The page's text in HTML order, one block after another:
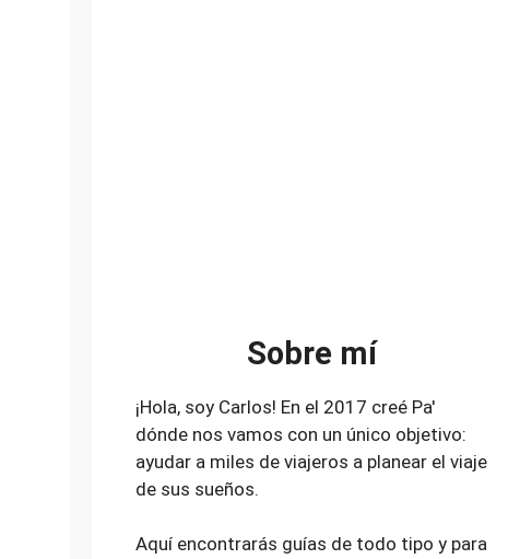
Sobre mí
¡Hola, soy Carlos! En el 2017 creé Pa'
dónde nos vamos con un único objetivo:
ayudar a miles de viajeros a planear el viaje
de sus sueños.
Aquí encontrarás guías de todo tipo y para